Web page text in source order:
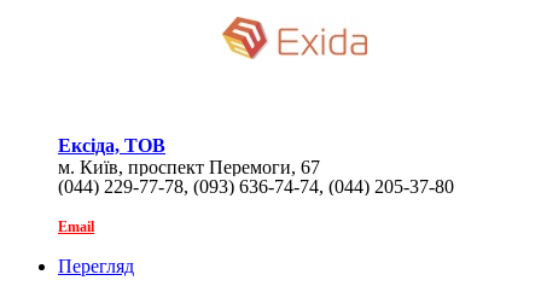
Ексіда, ТОВ
м. Київ, проспект Перемоги, 67
(044) 229-77-78, (093) 636-74-74, (044) 205-37-80
Email
Перегляд